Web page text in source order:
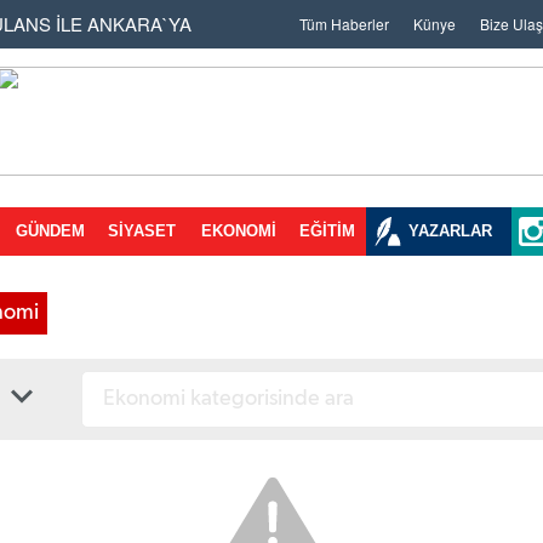
İLE ANKARA`YA
SONRA TEMİZLİK
333 BİN 144 TL
BAL PORSUĞU ÖLÜ
BİRLİGİNE ZİYARET
DARBE 2
Tüm Haberler Künye Bize
GÜNDEM SİYASET EKONOMİ EĞİTİM YAZARLAR